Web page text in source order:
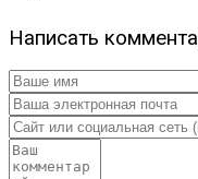
Написать